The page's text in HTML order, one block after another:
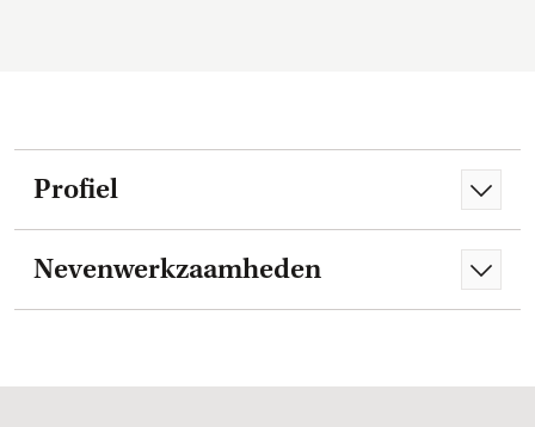
Profiel
Nevenwerkzaamheden